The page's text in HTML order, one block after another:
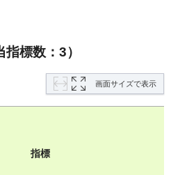
標数：3）
画面サイズで表示
指標